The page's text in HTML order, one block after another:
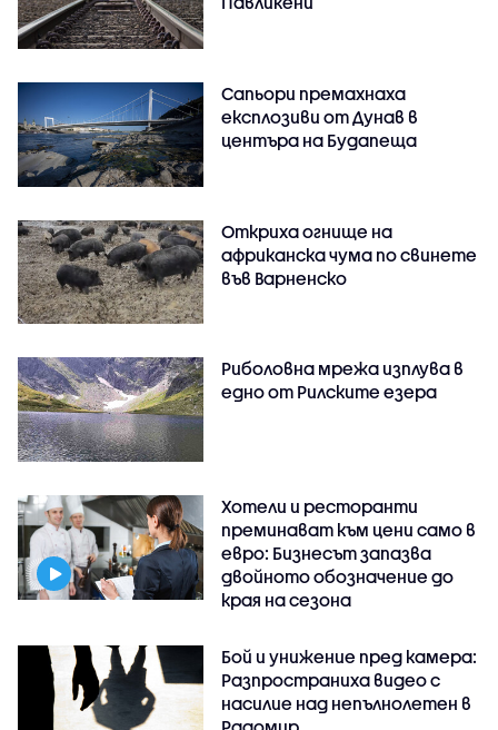
Сапьори премахнаха
експлозиви от Дунав в
центъра на Будапеща
Откриха огнище на
африканска чума по свинете
във Варненско
Риболовна мрежа изплува в
едно от Рилските езера
Хотели и ресторанти
преминават към цени само в
евро: Бизнесът запазва
двойното обозначение до
края на сезона
Бой и унижение пред камера:
Разпространиха видео с
насилие над непълнолетен в